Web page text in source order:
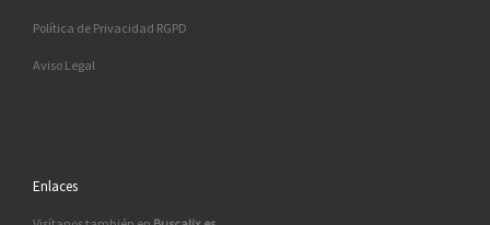
Política de Privacidad RGPD
Aviso Legal
Enlaces